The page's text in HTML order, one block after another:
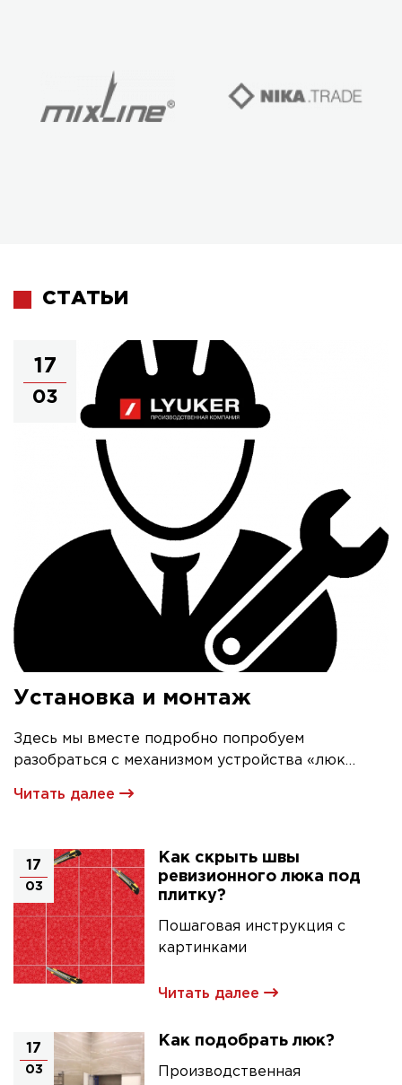
СТАТЬИ
17
03
Установка и монтаж
Здесь мы вместе подробно попробуем
разобраться с механизмом устройства «люк
Читать далее
17
03
Как скрыть швы
ревизионного люка под
плитку?
Пошаговая инструкция с
картинками
Читать далее
17
03
Как подобрать люк?
Производственная